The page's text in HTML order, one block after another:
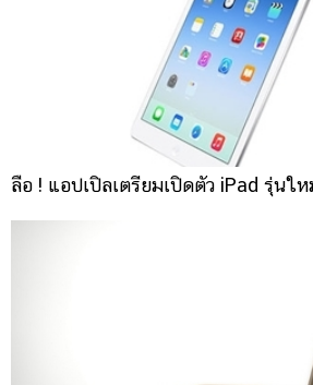
ลือ ! แอปเปิลเตรียมเปิดตัว iPad รุ่นใ